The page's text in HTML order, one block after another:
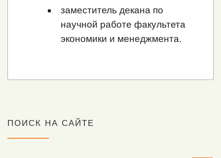
заместитель декана по
научной работе факультета
экономики и менеджмента.
ПОИСК НА САЙТЕ